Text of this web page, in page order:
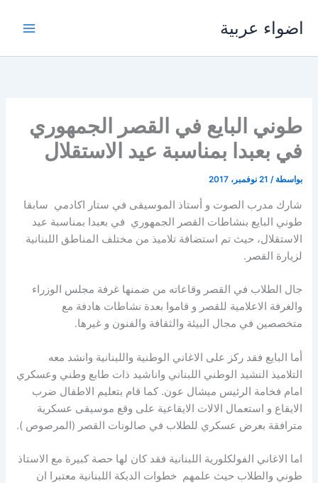
اضواء عربية
طوني البايع في القصر الجمهوري
في بعبدا بمناسبة عيد الاستقلال
بواسطة / 21 نوفمبر، 2017
شارك مدرب الصوت و أستاذ الموسيقى في ستار اكادمي سابقا
طوني البايع بنشاطات القصر الجمهوري في بعبدا بمناسبة عيد
الاستقلال، حيث تم استضافة تلاميذ من مختلف المناطق اللبنانية
لزيارة القصر.
جال الطلاب في القصر وقاعاته من ضمنها غرفة مجلس الوزراء
والغرفة الاعلامية للقصر و قاموا بعدة نشاطات هادفة مع
متخصصين في مجال البيئة والثقافة والفنون و غيرها.
أما البايع فقد ركز على الاغاني الوطنية واللبنانية وانشد معه
التلاميذ النشيد الوطني اللبناني واناشيد ذات طابع وطني وعسكري
امام فخامة الرئيس ميشال عون. كما قام بتعليم الاطفال ضرب
الايقاع و استعمال الالات الايقاعية على وقع موسيقى عسكرية
مترافقة بعرض عسكري للطلاب في صالونات القصر (المرصوص ).
اما الاغاني الفولكلورية اللبنانية فقد كان لها حصة كبيرة مع الاستاذ
طوني والطلاب حيث علمهم خطوات الدبكة اللبنانية معتبرا ان